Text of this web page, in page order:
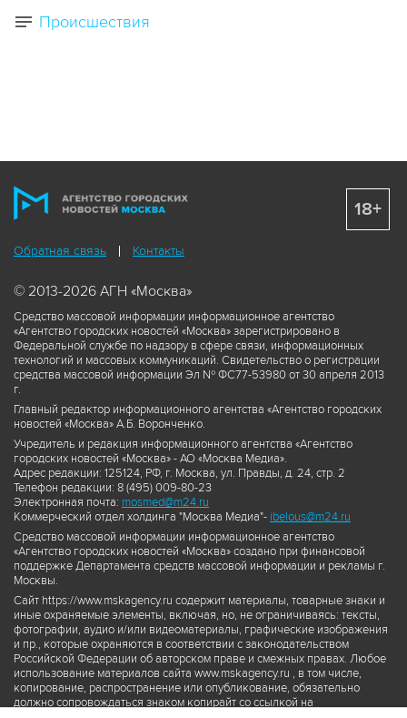
Происшествия
Обратная связь Контакты
© 2013-2026 АГН «Москва»
Средство массовой информации информационное агентство
«Агентство городских новостей «Москва» зарегистрировано в
Федеральной службе по надзору в сфере связи, информационных
технологий и массовых коммуникаций. Свидетельство о регистрации
средства массовой информации Эл № ФС77-53980 от 30 апреля 2013
г.
Главный редактор информационного агентства «Агентство городских
новостей «Москва» А.Б. Воронченко.
Учредитель и редакция информационного агентства «Агентство
городских новостей «Москва» - АО «Москва Медиа».
Адрес редакции: 125124, РФ, г. Москва, ул. Правды, д. 24, стр. 2
Телефон редакции: 8 (495) 009-80-23
Электронная почта: mosmed@m24.ru
Коммерческий отдел холдинга "Москва Медиа"- ibelous@m24.ru
Средство массовой информации информационное агентство
«Агентство городских новостей «Москва» создано при финансовой
поддержке Департамента средств массовой информации и рекламы г.
Москвы.
Сайт https://www.mskagency.ru содержит материалы, товарные знаки и
иные охраняемые элементы, включая, но, не ограничиваясь: тексты,
фотографии, аудио и/или видеоматериалы, графические изображения
и пр., которые охраняются в соответствии с законодательством
Российской Федерации об авторском праве и смежных правах. Любое
использование материалов сайта www.mskagency.ru , в том числе,
копирование, распространение или опубликование, обязательно
должно сопровождаться знаком копирайт со ссылкой на
18+